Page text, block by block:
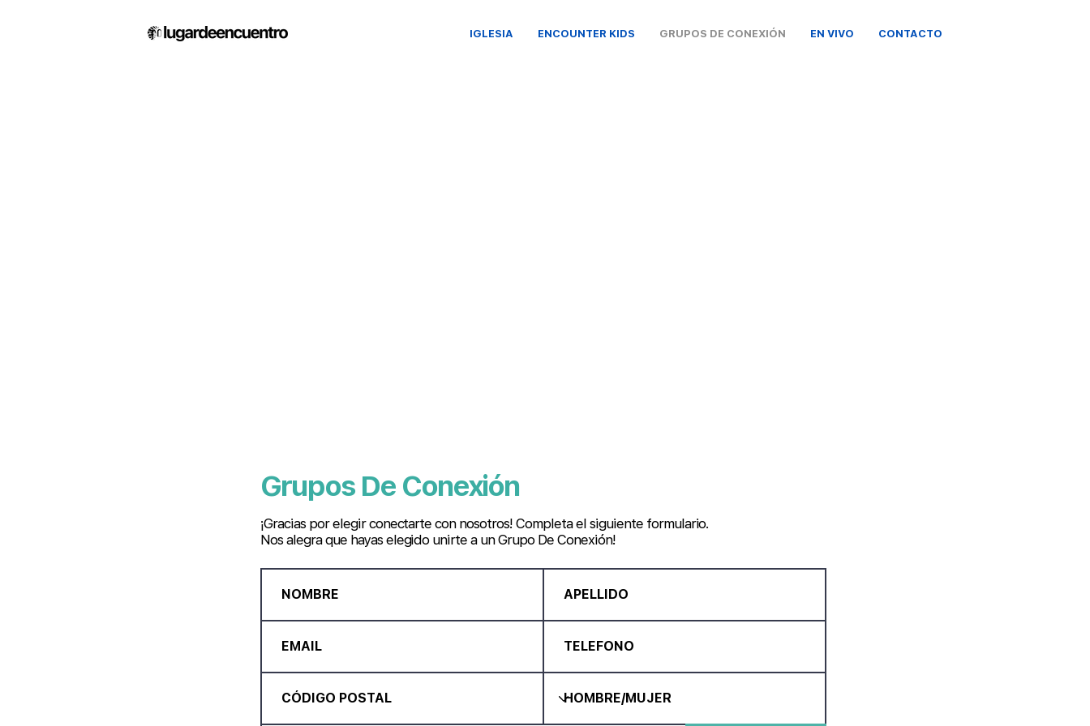
IGLESIA ENCOUNTER KIDS GRUPOS DE CONEXIÓN EN VIVO CONTACTO
Grupos De Conexión
¡Gracias por elegir conectarte con nosotros! Completa el siguiente formulario.
Nos alegra que hayas elegido unirte a un Grupo De Conexión!